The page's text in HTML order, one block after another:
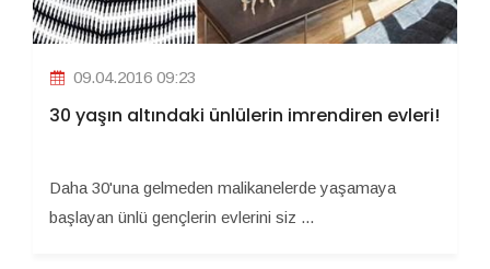
09.04.2016 09:23
30 yaşın altındaki ünlülerin imrendiren evleri!
Daha 30'una gelmeden malikanelerde yaşamaya
başlayan ünlü gençlerin evlerini siz ...